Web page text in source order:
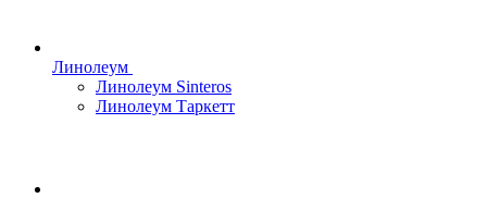
Линолеум
Линолеум Sinteros
Линолеум Таркетт